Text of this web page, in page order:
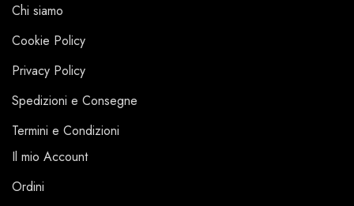
Chi siamo
Cookie Policy
Privacy Policy
Spedizioni e Consegne
Termini e Condizioni
Il mio Account
Ordini